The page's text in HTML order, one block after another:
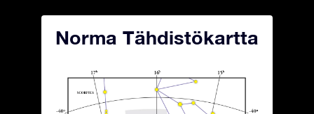
Norma Tähdistökartta